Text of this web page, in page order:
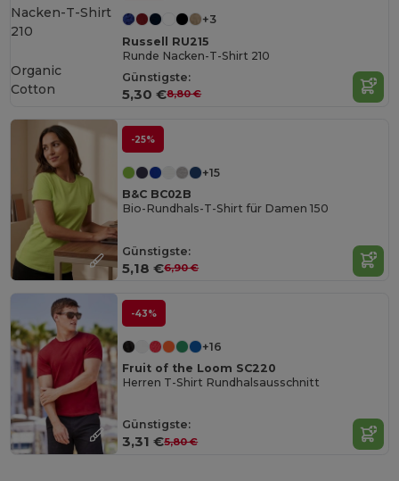
+3
Russell RU215
Runde Nacken-T-Shirt 210
Günstigste:
5,30 €8,80 €
Organic
Cotton
-25%
+15
B&C BC02B
Bio-Rundhals-T-Shirt für Damen 150
Günstigste:
5,18 €6,90 €
-43%
+16
Fruit of the Loom SC220
Herren T-Shirt Rundhalsausschnitt
Günstigste:
3,31 €5,80 €